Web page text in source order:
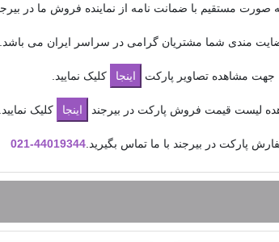
صورت مستقیم با ضمانت نامه از نماینده فروش ما در بیرجند
مندی شما مشتریان گرامی در سراسر ایران می باشد.
جهت مشاهده تصاویر پارکت کلیک نمایید.
لیست قیمت فروش پارکت در بیرجند کلیک نمایید.
پارکت در بیرجند با ما تماس بگیرید. 44019344-
021